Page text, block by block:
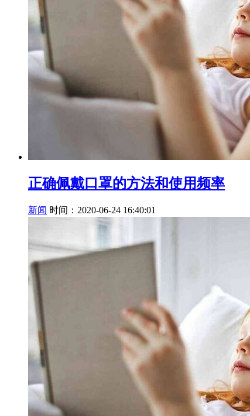
正确佩戴口罩的方法和使用频率
新闻 时间：2020-06-24 16:40:01